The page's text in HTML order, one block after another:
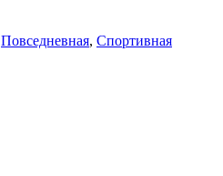
Повседневная, Спортивная